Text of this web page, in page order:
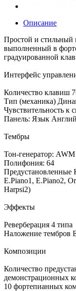
Описание
Простой и стильный
выполненный в
градуированной
Интерфейс
Количество клавиш
Тип (механика)
Чувствительность к
Панель: Язык
Тембры
Тон-генератор:
Полифония: 64
Предустановленные
E.Piano1, E.Piano2,
Harpsi2)
Эффекты
Реверберация 4 типа
Наложение тембров
Композиции
Количество
демонстрационных
10 фортепианных